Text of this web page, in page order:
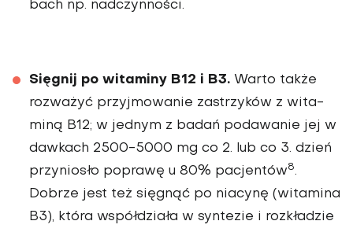
bach np. nadczynności.
Sięgnij po witaminy B12 i B3. Warto także
rozważyć przyj­mowanie zastrzyków z wita­
miną B12; w jednym z badań podawanie jej w
dawkach 2500-5000 mg co 2. lub co 3. dzień
przyniosło po­prawę u 80% pacjentów8.
Dobrze jest też sięgnąć po niacynę (witami­na
B3), która współdziała w syntezie i rozkładzie